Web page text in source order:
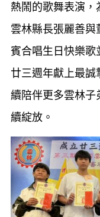
熱鬧的歌舞表演，
雲林縣長張麗善
賓合唱生日快樂歌
廿三週年獻上最
續陪伴更多雲林子
續綻放。